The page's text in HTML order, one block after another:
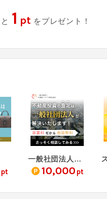
1 pt をプレゼント！
pt
一般社団法人が提供する公平な不動産査定（新規査定）
10,000 pt